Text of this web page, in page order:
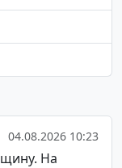
04.08.2026 10:23
На